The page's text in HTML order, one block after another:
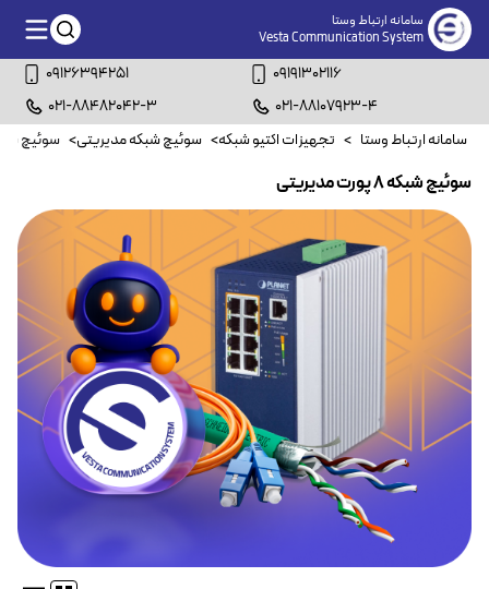
سامانه ارتباط وستا
Vesta Communication System
09126394251
09191302116
021-88482042-3
021-88107923-4
سامانه ارتباط وستا > تجهیزات اکتیو شبکه> سوئیچ شبکه مدیریتی> سوئیچ شبکه ۸ پورت
سوئیچ شبکه ۸ پورت مدیریتی